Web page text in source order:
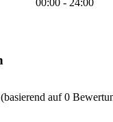
00:00 - 24:00
auf 0